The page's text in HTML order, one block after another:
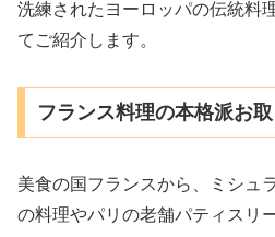
洗練されたヨーロッパの伝統料
てご紹介します。
フランス料理の本格派お
美食の国フランスから、ミシュ
の料理やパリの老舗パティスリ